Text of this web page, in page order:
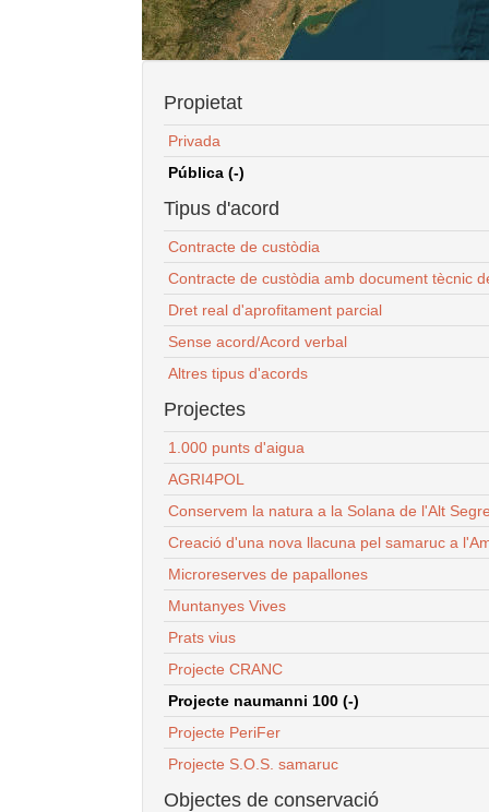
Propietat
Privada
Pública (-)
Tipus d'acord
Contracte de custòdia
Contracte de custòdia amb document tècnic
Dret real d'aprofitament parcial
Sense acord/Acord verbal
Altres tipus d'acords
Projectes
1.000 punts d'aigua
AGRI4POL
Conservem la natura a la Solana de l'Alt
Creació d'una nova llacuna pel samaruc a
Microreserves de papallones
Muntanyes Vives
Prats vius
Projecte CRANC
Projecte naumanni 100 (-)
Projecte PeriFer
Projecte S.O.S. samaruc
Objectes de conservació